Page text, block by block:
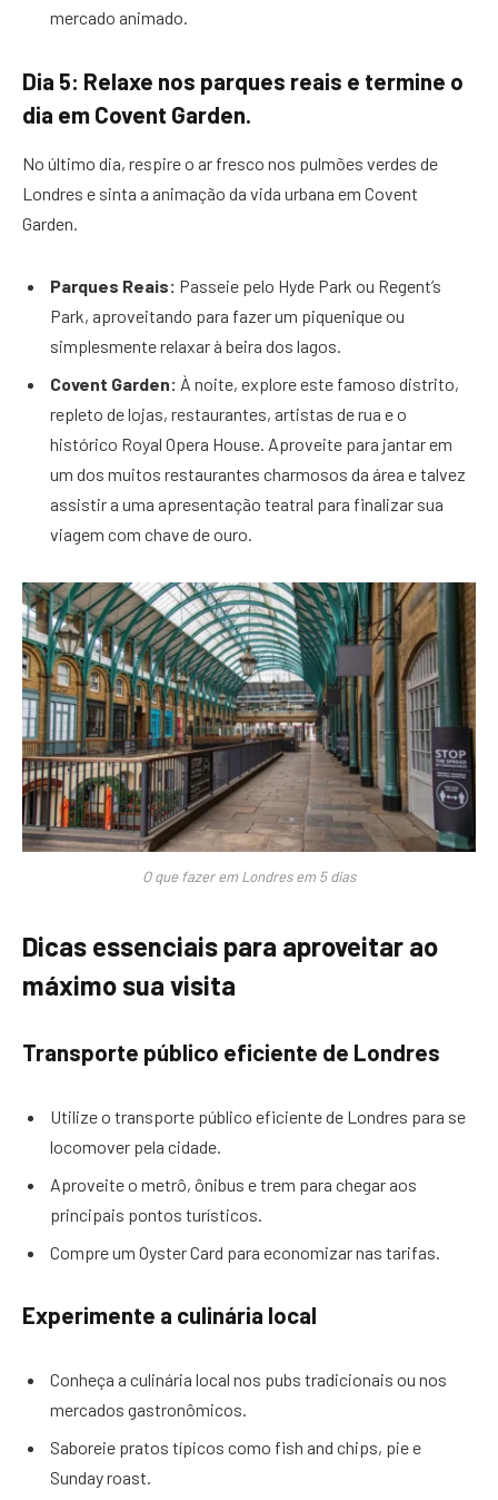
mercado animado.
Dia 5: Relaxe nos parques reais e termine o
dia em Covent Garden.
No último dia, respire o ar fresco nos pulmões verdes de
Londres e sinta a animação da vida urbana em Covent
Garden.
Parques Reais: Passeie pelo Hyde Park ou Regent’s
Park, aproveitando para fazer um piquenique ou
simplesmente relaxar à beira dos lagos.
Covent Garden: À noite, explore este famoso distrito,
repleto de lojas, restaurantes, artistas de rua e o
histórico Royal Opera House. Aproveite para jantar em
um dos muitos restaurantes charmosos da área e talvez
assistir a uma apresentação teatral para finalizar sua
viagem com chave de ouro.
O que fazer em Londres em 5 dias
Dicas essenciais para aproveitar ao
máximo sua visita
Transporte público eficiente de Londres
Utilize o transporte público eficiente de Londres para se
locomover pela cidade.
Aproveite o metrô, ônibus e trem para chegar aos
principais pontos turísticos.
Compre um Oyster Card para economizar nas tarifas.
Experimente a culinária local
Conheça a culinária local nos pubs tradicionais ou nos
mercados gastronômicos.
Saboreie pratos típicos como fish and chips, pie e
Sunday roast.